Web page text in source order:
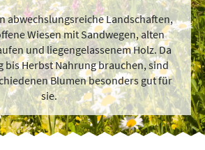
abwechslungsreiche Landschaften,
Wiesen mit Sandwegen, alten
und liegengelassenem Holz. Da
bis Herbst Nahrung brauchen, sind
Blumen besonders gut für
sie.